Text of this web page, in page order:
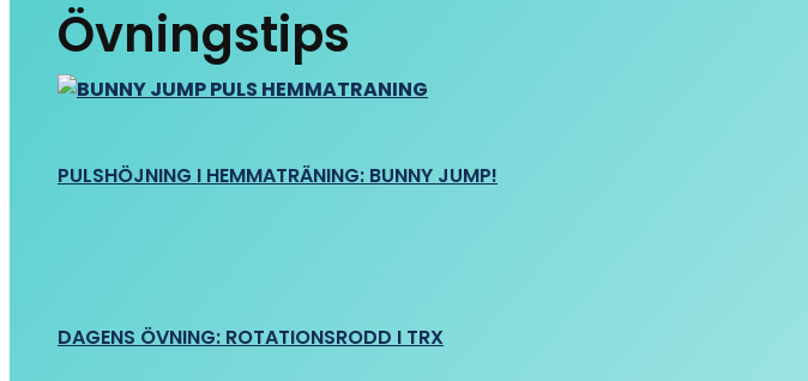
Övningstips
PULSHÖJNING I HEMMATRÄNING: BUNNY JUMP!
DAGENS ÖVNING: ROTATIONSRODD I TRX